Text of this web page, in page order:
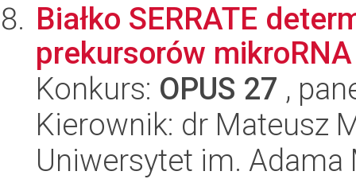
Białko SERRATE
prekursorów mikroRNA
Konkurs: OPUS 27 ,
Kierownik: dr Mateusz
Uniwersytet im.